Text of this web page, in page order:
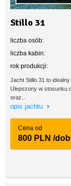
Stillo 31
liczba osób:
liczba kabin:
rok produkcji:
Jacht Stillo 31 to
Ulepszony w stosunku
oraz...
opis jachtu
Cena od
800 PLN /